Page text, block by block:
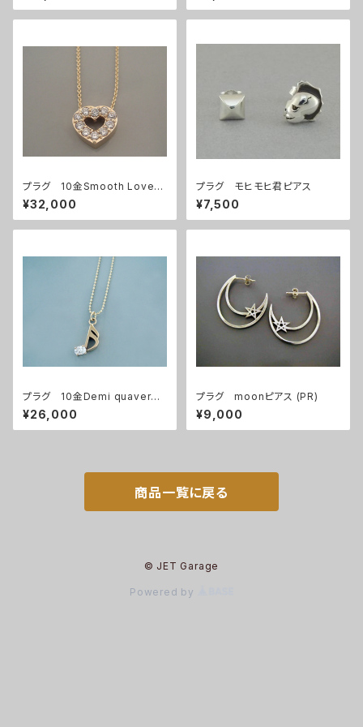
プラグ 10金Smooth Love
ペンダント
¥32,000
プラグ モヒモヒ君ピアス
¥7,500
プラグ 10金Demi quaverペ
ンダント
¥26,000
プラグ moonピアス (PR)
¥9,000
商品一覧に戻る
© JET Garage
Powered by